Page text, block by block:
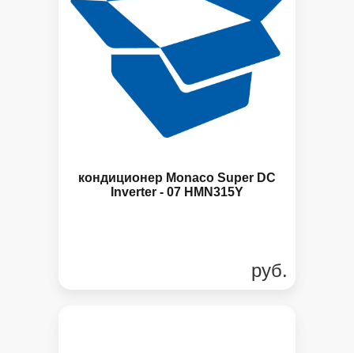
кондиционер Monaco Super DC
Inverter - 07 HMN315Y
руб.